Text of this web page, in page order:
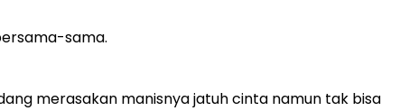
sama.
merasakan manisnya jatuh cinta namun tak bisa